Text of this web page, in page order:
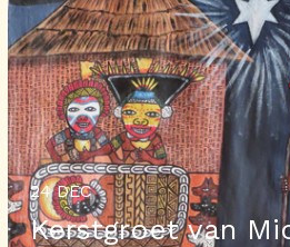
24 DEC
Kerstgroet van